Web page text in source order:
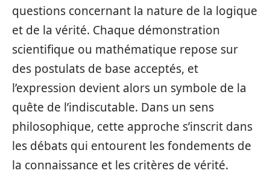
questions concernant la nature de la logique
et de la vérité. Chaque démonstration
scientifique ou mathématique repose sur
des postulats de base acceptés, et
l’expression devient alors un symbole de la
quête de l’indiscutable. Dans un sens
philosophique, cette approche s’inscrit dans
les débats qui entourent les fondements de
la connaissance et les critères de vérité.